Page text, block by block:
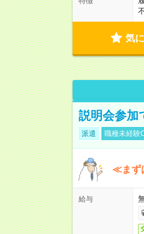
気
説明会参加
派遣 職種未経験
≪まず
給与